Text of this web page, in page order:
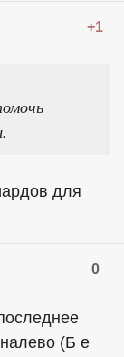
+1
для
0
(Б е